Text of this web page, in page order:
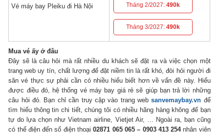
Vé máy bay Pleiku đi Hà Nội Tháng 2/2027:490k
Tháng 3/2027:490k
Mua vé ấy ở đâu
Đây sẽ là câu hỏi mà rất nhiều du khách sẽ đặt ra và việc chọn một
trang web uy tín, chất lượng để đặt niềm tin là rất khó, đòi hỏi người đi
săn vé thực sự phải cần có nhiều hiểu biết hơn về vấn đề này. Hiểu
được điều đó, hệ thống vé máy bay giá rẻ sẽ giúp bạn trả lời những
câu hỏi đó. Bạn chỉ cần truy cập vào trang web sanvemaybay.vn để
tìm hiểu thông tin chi tiết, chúng tôi có nhiều hãng hàng không để bạn
tự do lựa chọn như Vietnam airline, Vietjet Air, … Ngoài ra, bạn cũng
có thể điện đến số điện thoại02871 065 065 – 0903 413 254nhân viên